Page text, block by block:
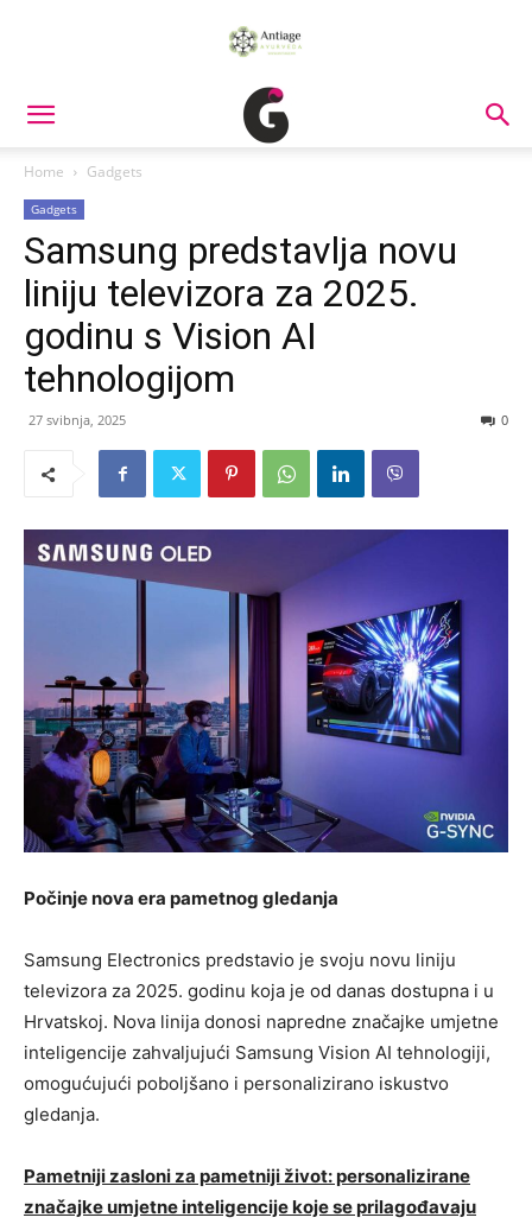
Home Gadgets
Gadgets
Samsung predstavlja novu
liniju televizora za 2025.
godinu s Vision AI
tehnologijom
27 svibnja, 2025 0
Počinje nova era pametnog gledanja
Samsung Electronics predstavio je svoju novu liniju
televizora za 2025. godinu koja je od danas dostupna i u
Hrvatskoj. Nova linija donosi napredne značajke umjetne
inteligencije zahvaljujući Samsung Vision AI tehnologiji,
omogućujući poboljšano i personalizirano iskustvo
gledanja.
Pametniji zasloni za pametniji život: personalizirane
značajke umjetne inteligencije koje se prilagođavaju